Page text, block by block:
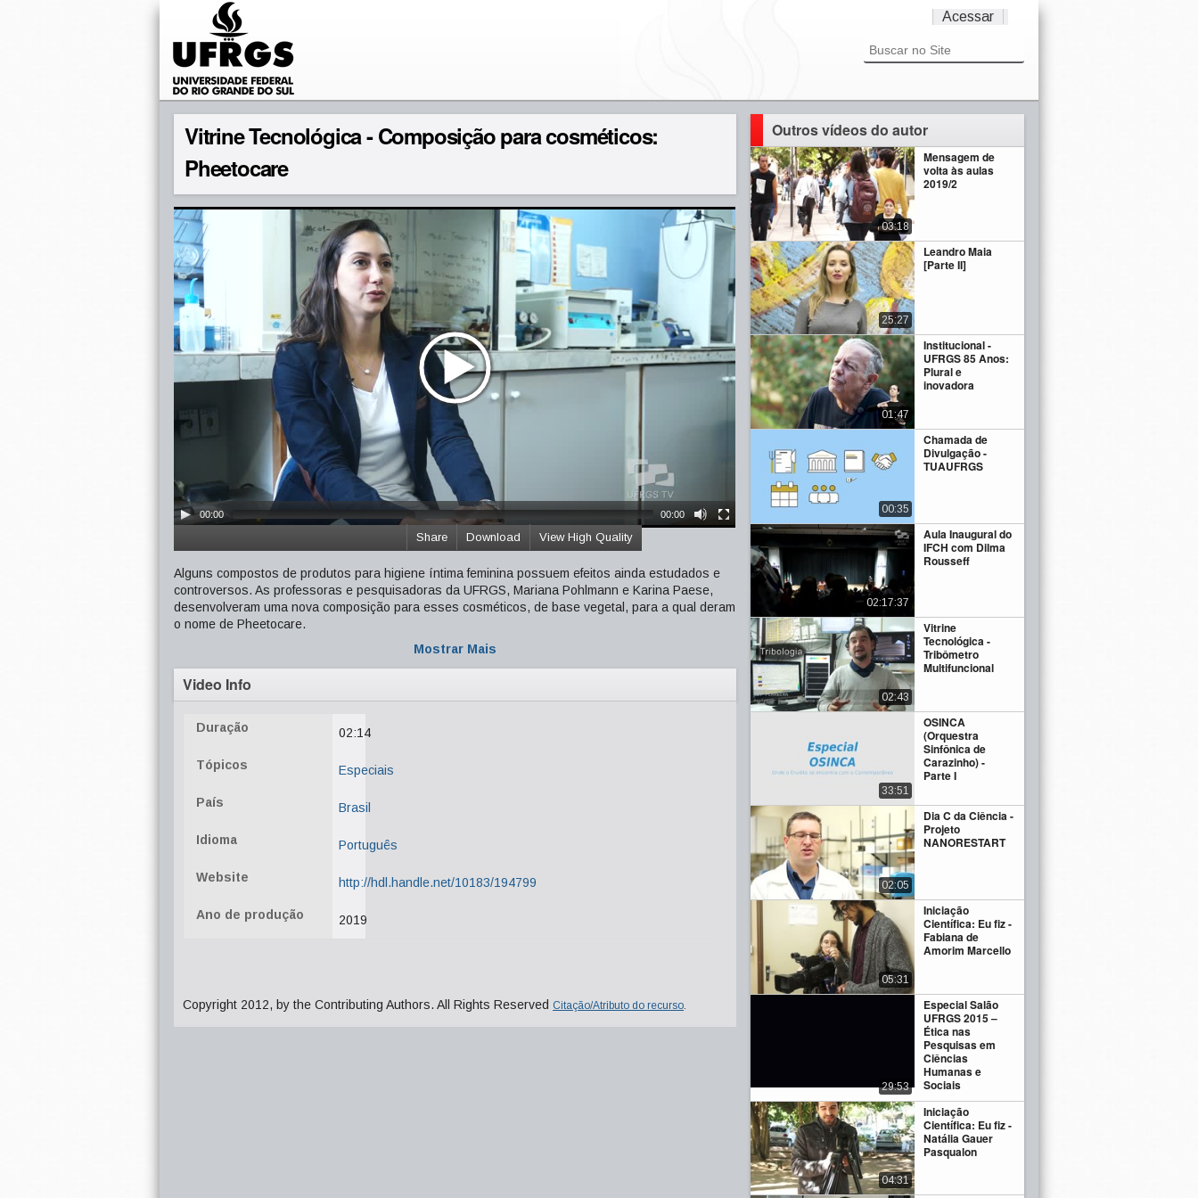
Acessar
Vitrine Tecnológica - Composição para cosméticos:
Pheetocare
00:00 00:00
View High Quality
Download
Share
Alguns compostos de produtos para higiene íntima feminina possuem efeitos ainda estudados e
controversos. As professoras e pesquisadoras da UFRGS, Mariana Pohlmann e Karina Paese,
desenvolveram uma nova composição para esses cosméticos, de base vegetal, para a qual deram
o nome de Pheetocare.
Mostrar Mais
Video Info
Duração 02:14
Tópicos Especiais
País Brasil
Idioma Português
Website http://hdl.handle.net/10183/194799
Ano de produção 2019
Copyright 2012, by the Contributing Authors. All Rights Reserved Citação/Atributo do recurso.
Outros vídeos do autor
Mensagem de
volta às aulas
2019/2
03:18
Leandro Maia
[Parte II]
25:27
Institucional -
UFRGS 85 Anos:
Plural e
inovadora
01:47
Chamada de
Divulgação -
TUAUFRGS
00:35
Aula Inaugural do
IFCH com Dilma
Rousseff
02:17:37
Vitrine
Tecnológica -
Tribômetro
Multifuncional
02:43
OSINCA
(Orquestra
Sinfônica de
Carazinho) -
Parte I
33:51
Dia C da Ciência -
Projeto
NANORESTART
02:05
Iniciação
Científica: Eu fiz -
Fabiana de
Amorim Marcello
05:31
Especial Salão
UFRGS 2015 –
Ética nas
Pesquisas em
Ciências
Humanas e
Sociais
29:53
Iniciação
Científica: Eu fiz -
Natália Gauer
Pasqualon
04:31